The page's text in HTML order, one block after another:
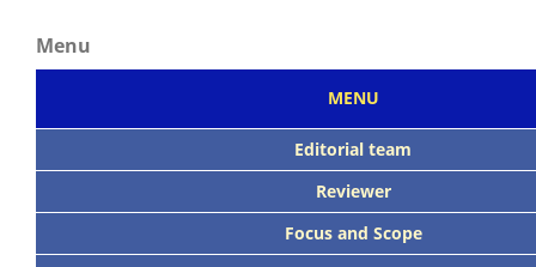
Menu
MENU
Editorial team
Reviewer
Focus and Scope